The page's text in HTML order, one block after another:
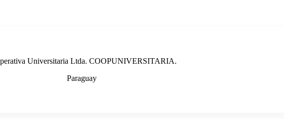
Universitaria Ltda. COOPUNIVERSITARIA.
Paraguay